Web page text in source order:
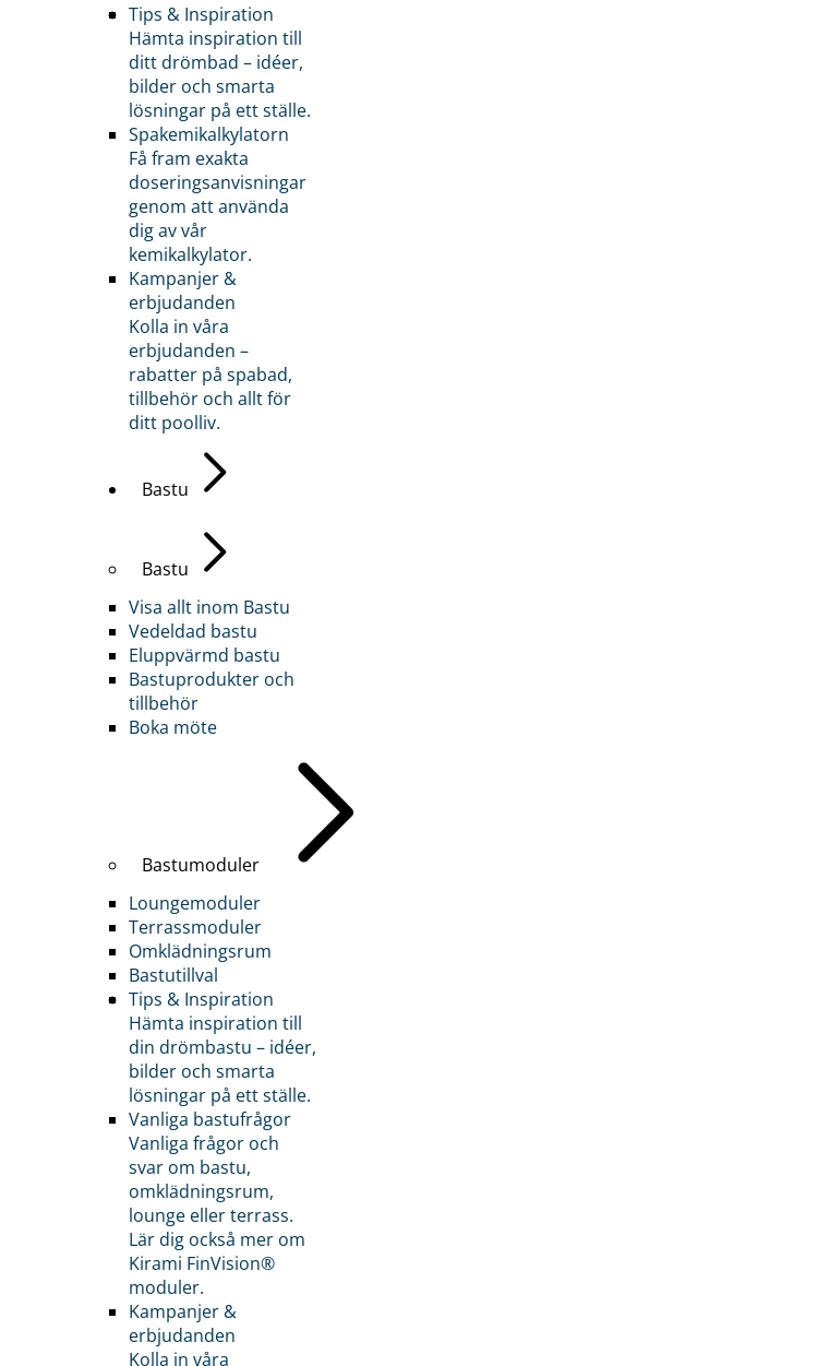
Tips & Inspiration
Hämta inspiration till
ditt drömbad – idéer,
bilder och smarta
lösningar på ett ställe.
Spakemikalkylatorn
Få fram exakta
doseringsanvisningar
genom att använda
dig av vår
kemikalkylator.
Kampanjer &
erbjudanden
Kolla in våra
erbjudanden –
rabatter på spabad,
tillbehör och allt för
ditt poolliv.
Bastu
Bastu
Visa allt inom Bastu
Vedeldad bastu
Eluppvärmd bastu
Bastuprodukter och
tillbehör
Boka möte
Bastumoduler
Loungemoduler
Terrassmoduler
Omklädningsrum
Bastutillval
Tips & Inspiration
Hämta inspiration till
din drömbastu – idéer,
bilder och smarta
lösningar på ett ställe.
Vanliga bastufrågor
Vanliga frågor och
svar om bastu,
omklädningsrum,
lounge eller terrass.
Lär dig också mer om
Kirami FinVision®
moduler.
Kampanjer &
erbjudanden
Kolla in våra